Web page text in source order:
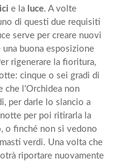
e la luce. A volte
di questi due requisiti
serve per creare nuovi
buona esposizione
rigenerare la fioritura,
cinque o sei gradi di
che l'Orchidea non
per darle lo slancio a
per poi ritirarla la
o finché non si vedono
verdi. Una volta che
riportare nuovamente